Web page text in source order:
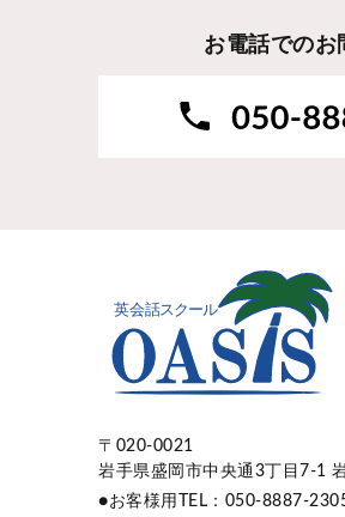
お電話でのお
〒020-0021
岩手県盛岡市中央通3丁目7-1
●お客様用TEL：050-8887-